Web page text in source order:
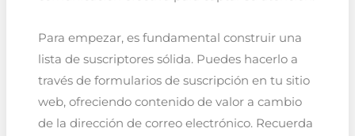
Para empezar, es fundamental construir una
lista de suscriptores sólida. Puedes hacerlo a
través de formularios de suscripción en tu sitio
web, ofreciendo contenido de valor a cambio
de la dirección de correo electrónico. Recuerda